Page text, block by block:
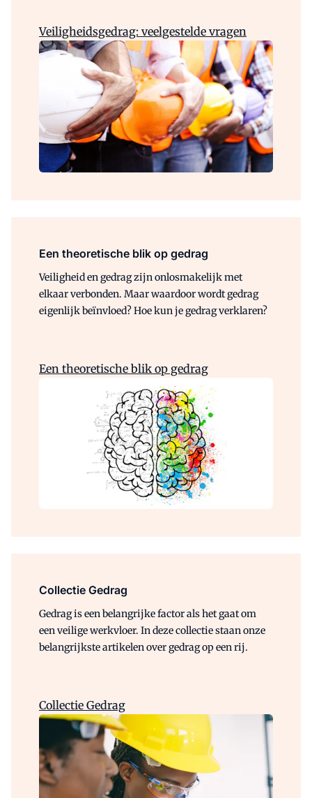
Veiligheidsgedrag: veelgestelde vragen
Een theoretische blik op gedrag
Veiligheid en gedrag zijn onlosmakelijk met
elkaar verbonden. Maar waardoor wordt gedrag
eigenlijk beïnvloed? Hoe kun je gedrag verklaren?
Een theoretische blik op gedrag
Collectie Gedrag
Gedrag is een belangrijke factor als het gaat om
een veilige werkvloer. In deze collectie staan onze
belangrijkste artikelen over gedrag op een rij.
Collectie Gedrag